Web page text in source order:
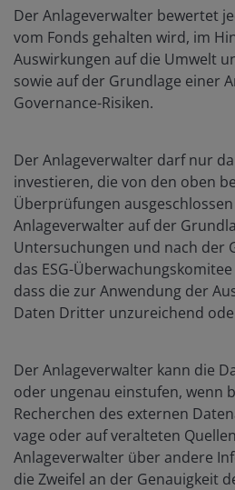
Der Anlageverwalter bewertet
vom Fonds gehalten wird, im
Auswirkungen auf die Umwelt
sowie auf der Grundlage einer
Governance-Risiken.
Der Anlageverwalter darf nur
investieren, die von den oben
Überprüfungen
Anlageverwalter auf der
Untersuchungen und nach der
das ESG-
dass die zur Anwendung der
Daten Dritter unzureichend
Der Anlageverwalter kann die
oder ungenau einstufen, wenn
Recherchen des externen
vage oder auf veralteten
Anlageverwalter über andere
die Zweifel an der Genauigkeit